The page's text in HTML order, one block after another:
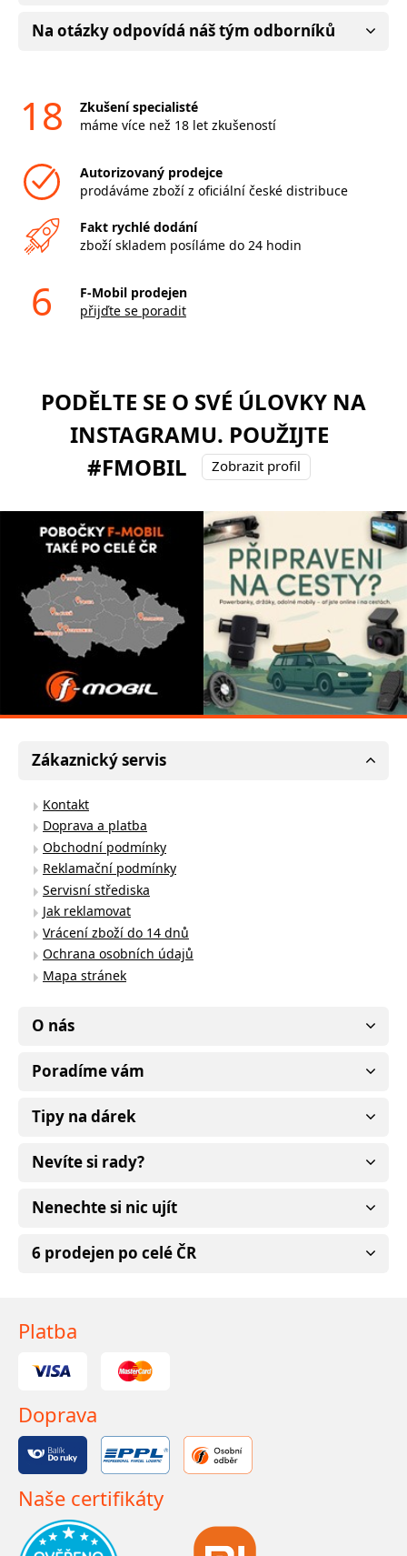
Na otázky odpovídá náš tým odborníků
18
Zkušení specialisté
máme více než 18 let zkušeností
Autorizovaný prodejce
prodáváme zboží z oficiální české distribuce
Fakt rychlé dodání
zboží skladem posíláme do 24 hodin
6
F-Mobil prodejen
přijďte se poradit
PODĚLTE SE O SVÉ ÚLOVKY NA
INSTAGRAMU. POUŽIJTE
#FMOBIL
Zobrazit profil
Zákaznický servis
Kontakt
Doprava a platba
Obchodní podmínky
Reklamační podmínky
Servisní střediska
Jak reklamovat
Vrácení zboží do 14 dnů
Ochrana osobních údajů
Mapa stránek
O nás
Poradíme vám
Tipy na dárek
Nevíte si rady?
Nenechte si nic ujít
6 prodejen po celé ČR
Platba
Doprava
Naše certifikáty